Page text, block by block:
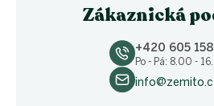
Zákaznická
+420 605
Po - Pá: 8.00 -